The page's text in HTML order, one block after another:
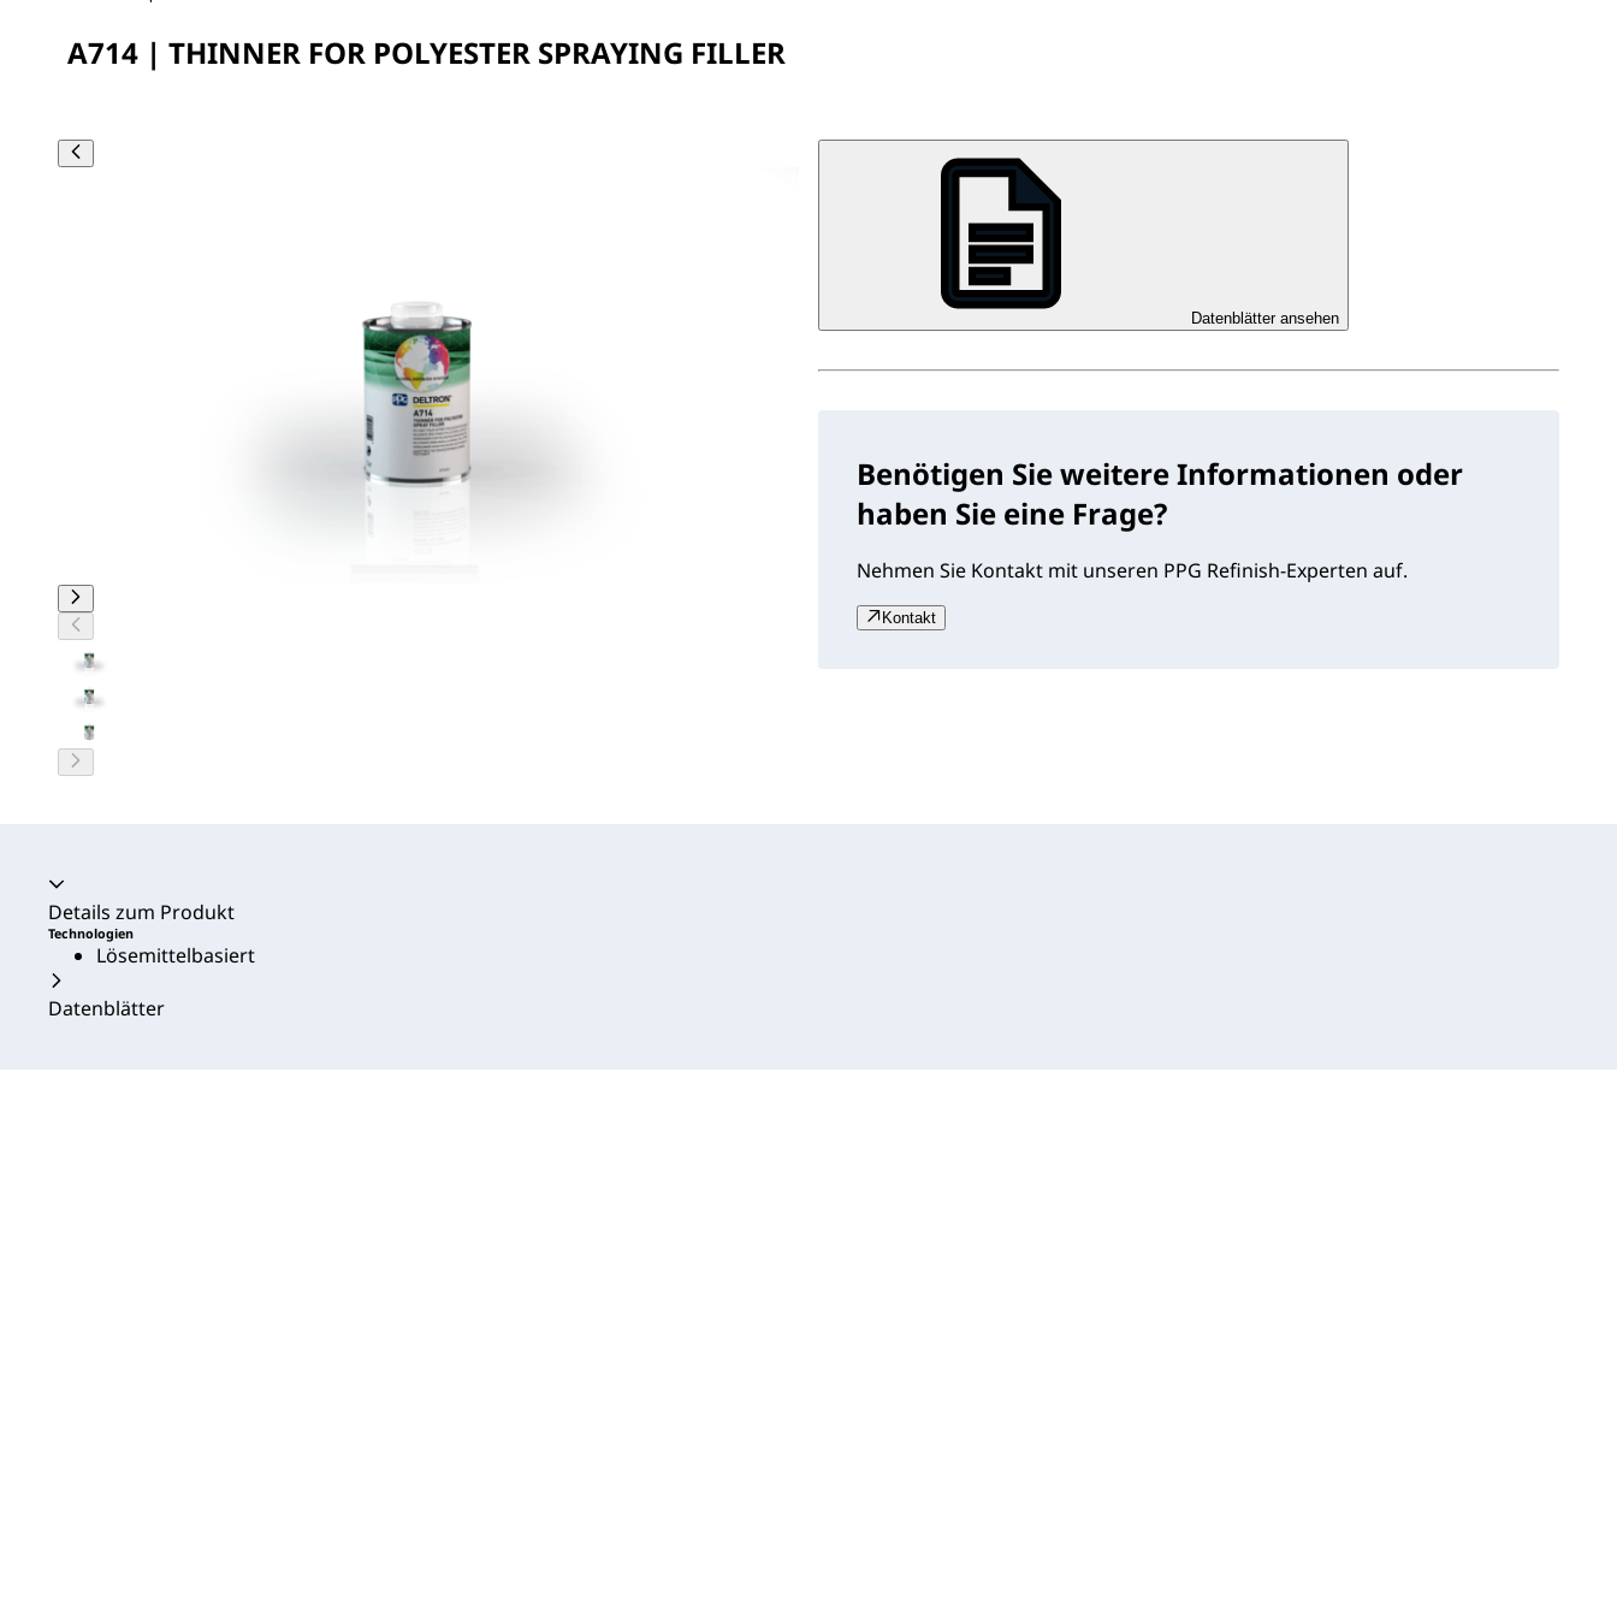
A714 | THINNER FOR POLYESTER SPRAYING FILLER
Datenblätter ansehen
Benötigen Sie weitere Informationen oder
haben Sie eine Frage?
Nehmen Sie Kontakt mit unseren PPG Refinish-Experten auf.
Kontakt
Akkordeon zusammengeklappt
Details zum Produkt
Technologien
Lösemittelbasiert
Datenblätter